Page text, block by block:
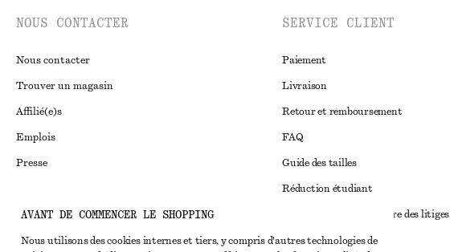
NOUS CONTACTER
Nous contacter
Trouver un magasin
Affilié(e)s
Emplois
Presse
Instagram
Pinterest
SERVICE CLIENT
Paiement
Livraison
Retour et remboursement
FAQ
Guide des tailles
Réduction étudiant
Règlement extrajudiciaire des litiges
Conditions générales
AVANT DE COMMENCER LE SHOPPING
Nous utilisons des cookies internes et tiers, y compris d'autres technologies de